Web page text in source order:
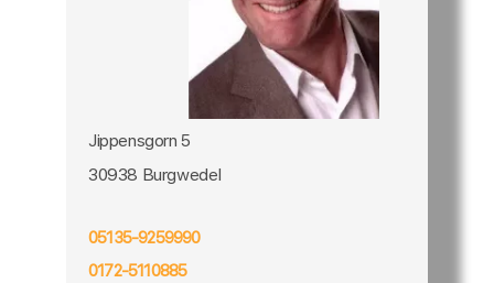
Jippensgorn 5
30938 Burgwedel
05135-9259990
0172-5110885